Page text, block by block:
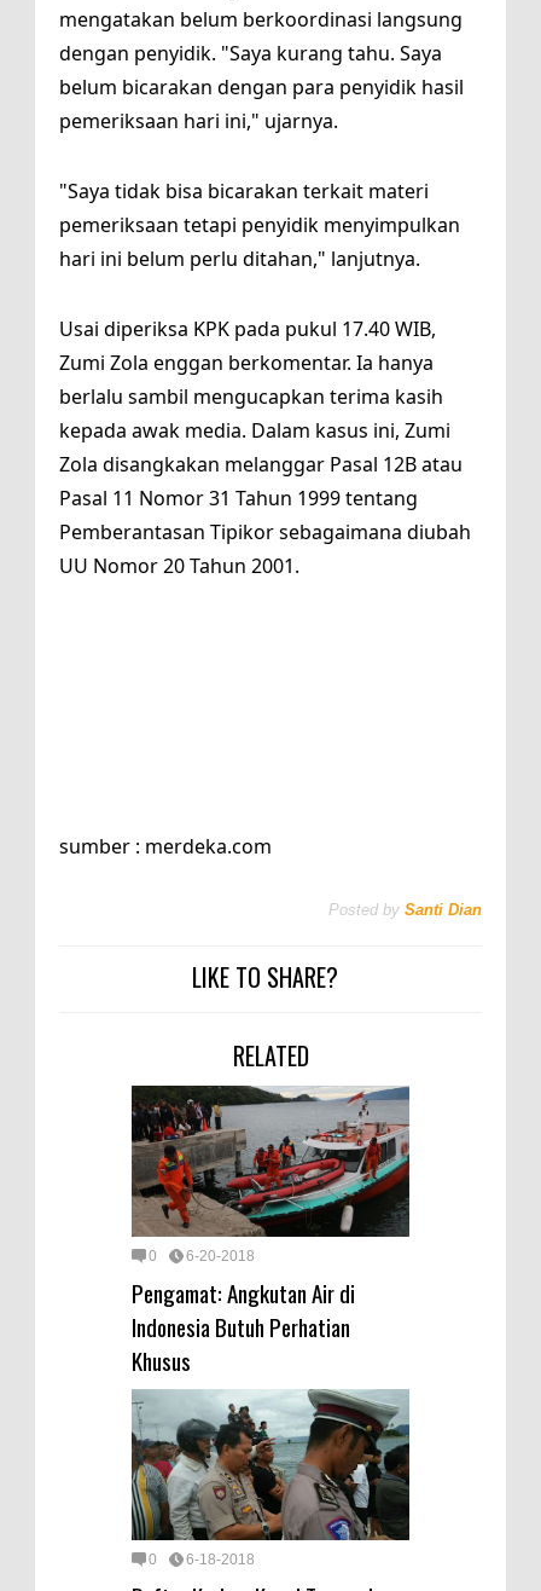
mengatakan belum berkoordinasi langsung
dengan penyidik. "Saya kurang tahu. Saya
belum bicarakan dengan para penyidik hasil
pemeriksaan hari ini," ujarnya.
"Saya tidak bisa bicarakan terkait materi
pemeriksaan tetapi penyidik menyimpulkan
hari ini belum perlu ditahan," lanjutnya.
Usai diperiksa KPK pada pukul 17.40 WIB,
Zumi Zola enggan berkomentar. Ia hanya
berlalu sambil mengucapkan terima kasih
kepada awak media. Dalam kasus ini, Zumi
Zola disangkakan melanggar Pasal 12B atau
Pasal 11 Nomor 31 Tahun 1999 tentang
Pemberantasan Tipikor sebagaimana diubah
UU Nomor 20 Tahun 2001.
sumber : merdeka.com
Posted by Santi Dian
LIKE TO SHARE?
RELATED
0 6-20-2018
Pengamat: Angkutan Air di
Indonesia Butuh Perhatian
Khusus
0 6-18-2018